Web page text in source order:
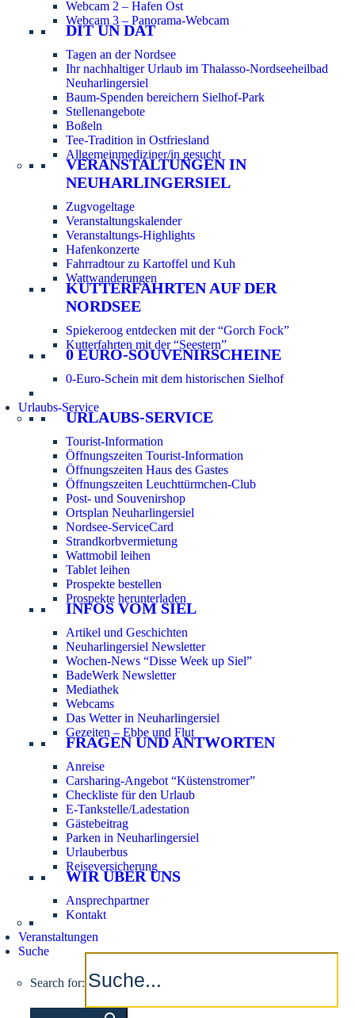
Webcam 2 – Hafen Ost
Webcam 3 – Panorama-Webcam
DIT UN DAT
Tagen an der Nordsee
Ihr nachhaltiger Urlaub im Thalasso-Nordseeheilbad
Neuharlingersiel
Baum-Spenden bereichern Sielhof-Park
Stellenangebote
Boßeln
Tee-Tradition in Ostfriesland
Allgemeinmediziner/in gesucht
VERANSTALTUNGEN IN
NEUHARLINGERSIEL
Zugvogeltage
Veranstaltungskalender
Veranstaltungs-Highlights
Hafenkonzerte
Fahrradtour zu Kartoffel und Kuh
Wattwanderungen
KUTTERFAHRTEN AUF DER
NORDSEE
Spiekeroog entdecken mit der “Gorch Fock”
Kutterfahrten mit der “Seestern”
0 EURO-SOUVENIRSCHEINE
0-Euro-Schein mit dem historischen Sielhof
Urlaubs-Service
URLAUBS-SERVICE
Tourist-Information
Öffnungszeiten Tourist-Information
Öffnungszeiten Haus des Gastes
Öffnungszeiten Leuchttürmchen-Club
Post- und Souvenirshop
Ortsplan Neuharlingersiel
Nordsee-ServiceCard
Strandkorbvermietung
Wattmobil leihen
Tablet leihen
Prospekte bestellen
Prospekte herunterladen
INFOS VOM SIEL
Artikel und Geschichten
Neuharlingersiel Newsletter
Wochen-News “Disse Week up Siel”
BadeWerk Newsletter
Mediathek
Webcams
Das Wetter in Neuharlingersiel
Gezeiten – Ebbe und Flut
FRAGEN UND ANTWORTEN
Anreise
Carsharing-Angebot “Küstenstromer”
Checkliste für den Urlaub
E-Tankstelle/Ladestation
Gästebeitrag
Parken in Neuharlingersiel
Urlauberbus
Reiseversicherung
WIR ÜBER UNS
Ansprechpartner
Kontakt
Veranstaltungen
Suche
Search for: